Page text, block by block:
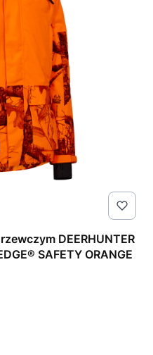
DEERHUNTER
SAFETY ORANGE
0. Zobacz